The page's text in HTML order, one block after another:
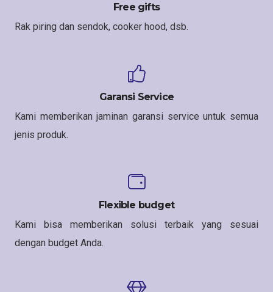
Free gifts
Rak piring dan sendok, cooker hood, dsb.
Garansi Service
Kami memberikan jaminan garansi service untuk semua
jenis produk.
Flexible budget
Kami bisa memberikan solusi terbaik yang sesuai
dengan budget Anda.